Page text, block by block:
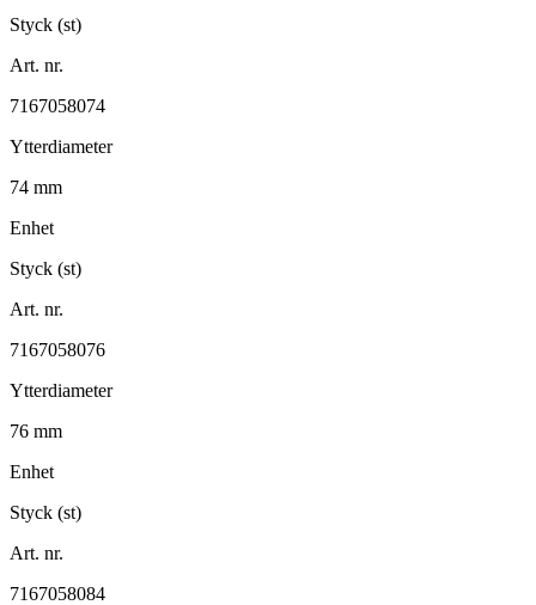
Styck (st)
Art. nr.
7167058074
Ytterdiameter
74 mm
Enhet
Styck (st)
Art. nr.
7167058076
Ytterdiameter
76 mm
Enhet
Styck (st)
Art. nr.
7167058084